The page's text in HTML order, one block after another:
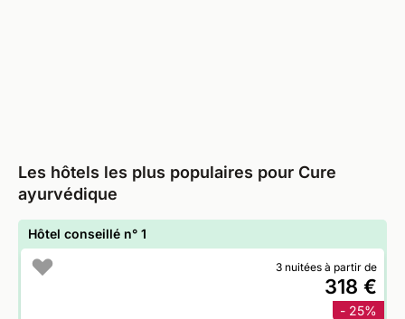
Les hôtels les plus populaires pour Cure
ayurvédique
Hôtel conseillé n° 1
3 nuitées à partir de
318 €
- 25%